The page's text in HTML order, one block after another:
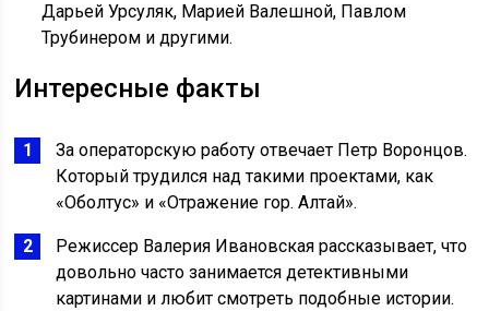
Дарьей Урсуляк, Марией Валешной, Павлом
Трубинером и другими.
Интересные факты
За операторскую работу отвечает Петр Воронцов.
Который трудился над такими проектами, как
«Оболтус» и «Отражение гор. Алтай».
Режиссер Валерия Ивановская рассказывает, что
довольно часто занимается детективными
картинами и любит смотреть подобные истории.